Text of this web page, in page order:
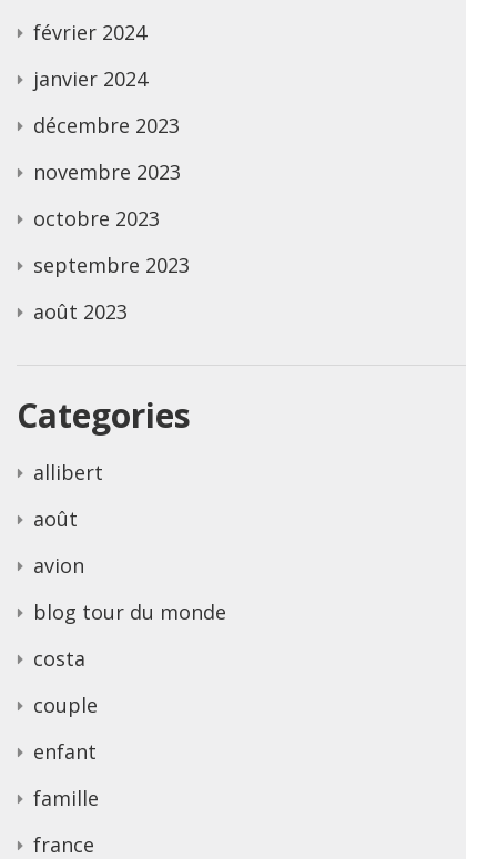
février 2024
janvier 2024
décembre 2023
novembre 2023
octobre 2023
septembre 2023
août 2023
Categories
allibert
août
avion
blog tour du monde
costa
couple
enfant
famille
france